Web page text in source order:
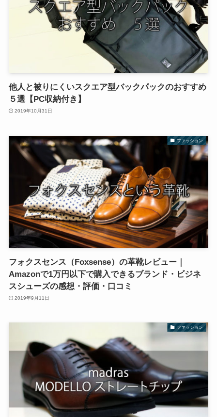
他人と被りにくいスクエア型バックパックのおすすめ
５選【PC収納付き】
2019年10月31日
ファッション
フォクスセンス（Foxsense）の革靴レビュー｜
Amazonで1万円以下で購入できるブランド・ビジネ
スシューズの感想・評価・口コミ
2019年9月11日
ファッション